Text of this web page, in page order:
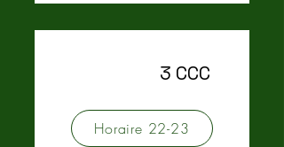
3 CCC
Horaire 22-23